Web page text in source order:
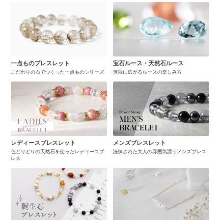
一点ものブレスレット
こだわりの石でつくった一点ものシリーズ
宝石ルース・天然石ルース
無限に広がるルースの楽しみ方
レディースブレスレット
色とりどりの天然石を使ったレディースブ
レス
メンズブレスレット
洗練された大人の雰囲気漂うメンズブレス